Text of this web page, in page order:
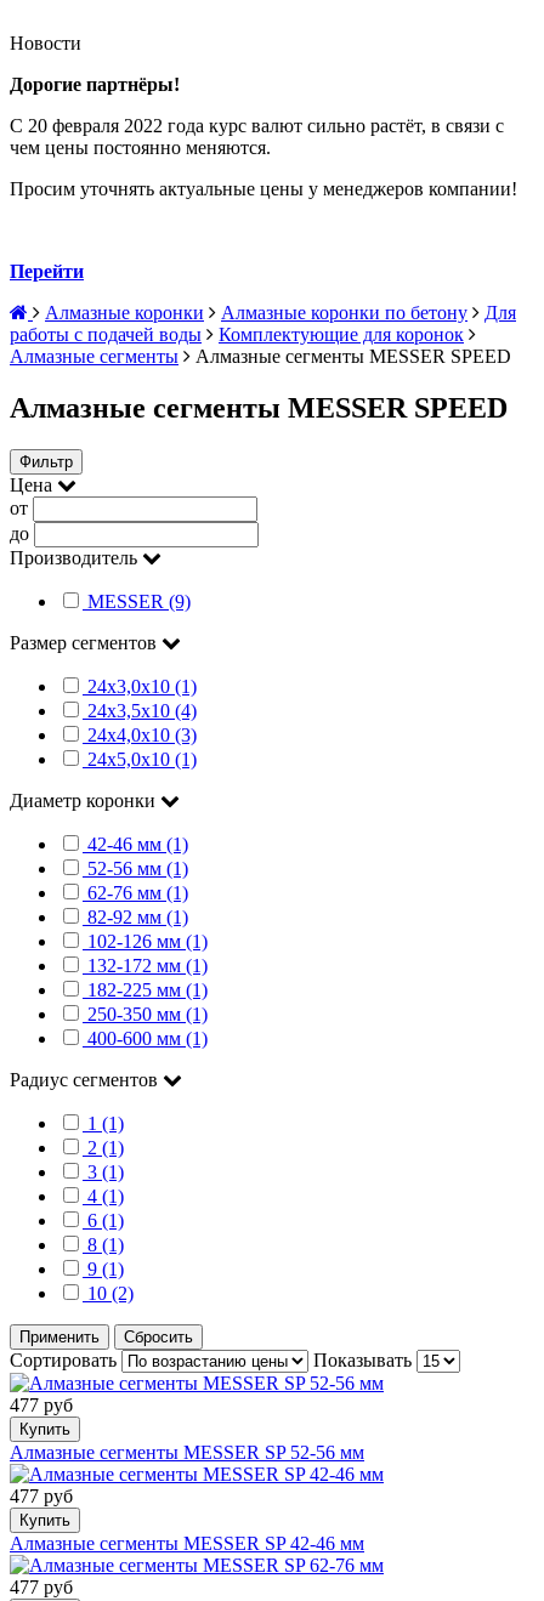
Новости
Дорогие партнёры!
С 20 февраля 2022 года курс валют сильно растёт, в связи с
чем цены постоянно меняются.
Просим уточнять актуальные цены у менеджеров компании!
Перейти
Алмазные коронки
Алмазные коронки по бетону
Для
работы с подачей воды
Комплектующие для коронок
Алмазные сегменты
Алмазные сегменты MESSER SPEED
Алмазные сегменты MESSER SPEED
Фильтр
Цена
от
до
Производитель
MESSER (9)
Размер сегментов
24х3,0х10 (1)
24х3,5х10 (4)
24х4,0х10 (3)
24х5,0х10 (1)
Диаметр коронки
42-46 мм (1)
52-56 мм (1)
62-76 мм (1)
82-92 мм (1)
102-126 мм (1)
132-172 мм (1)
182-225 мм (1)
250-350 мм (1)
400-600 мм (1)
Радиус сегментов
1 (1)
2 (1)
3 (1)
4 (1)
6 (1)
8 (1)
9 (1)
10 (2)
Применить Сбросить
Сортировать Показывать
477 руб
Купить
Алмазные сегменты MESSER SP 52-56 мм
477 руб
Купить
Алмазные сегменты MESSER SP 42-46 мм
477 руб